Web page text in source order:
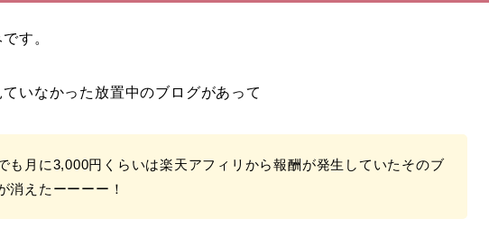
す。
いなかった放置中のブログがあって
も月に3,000円くらいは楽天アフィリから報酬が発生していたそのブ
消えたーーーー！